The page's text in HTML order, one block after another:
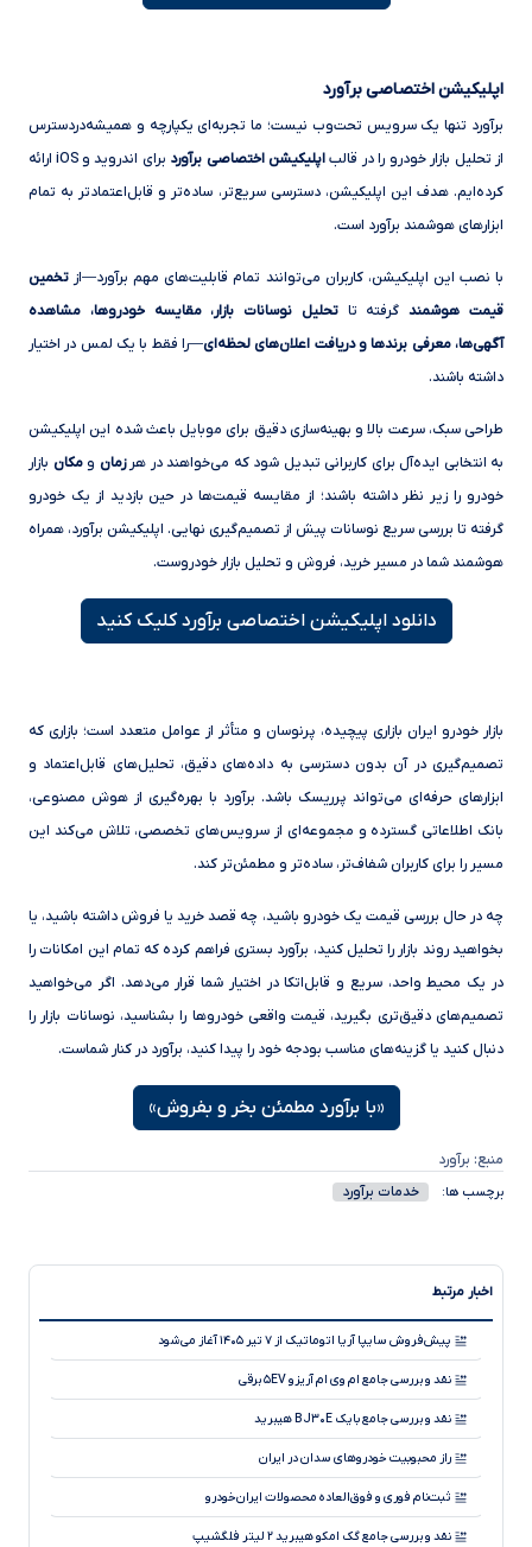
اپلیکیشن اختصاصی برآورد
برآورد تنها یک سرویس تحت‌وب نیست؛ ما تجربه‌ای یکپارچه و همیشه‌در‌دسترس
از تحلیل بازار خودرو را در قالباپلیکیشن اختصاصی برآورد
برای اندروید و iOS ارائه
کرده‌ایم. هدف این اپلیکیشن، دسترسی سریع‌تر، ساده‌تر و قابل‌اعتمادتر به تمام
ابزارهای هوشمند برآورد است.
با نصب این اپلیکیشن، کاربران می‌توانند تمام قابلیت‌های مهم برآورد—از تخمین
قیمت هوشمندگرفته تاتحلیل نوسانات بازار، مقایسه خودروها، مشاهده
آگهی‌ها، معرفی برندها و دریافت اعلان‌های لحظه‌ای—را فقط با یک لمس در اختیار
داشته باشند.
طراحی سبک، سرعت بالا و بهینه‌سازی دقیق برای موبایل باعث شده این اپلیکیشن
به انتخابی ایده‌آل برای کاربرانی تبدیل شود که می‌خواهند در هرزمان ومکان بازار
خودرو را زیر نظر داشته باشند؛ از مقایسه قیمت‌ها در حین بازدید از یک خودرو
گرفته تا بررسی سریع نوسانات پیش از تصمیم‌گیری نهایی. اپلیکیشن برآورد، همراه
هوشمند شما در مسیر خرید، فروش و تحلیل بازار خودروست.
دانلود اپلیکیشن اختصاصی برآورد کلیک کنید
بازار خودرو ایران بازاری پیچیده، پرنوسان و متأثر از عوامل متعدد است؛ بازاری که
تصمیم‌گیری در آن بدون دسترسی به داده‌های دقیق، تحلیل‌های قابل‌اعتماد و
ابزارهای حرفه‌ای می‌تواند پرریسک باشد. برآورد با بهره‌گیری از هوش مصنوعی،
بانک اطلاعاتی گسترده و مجموعه‌ای از سرویس‌های تخصصی، تلاش می‌کند این
مسیر را برای کاربران شفاف‌تر، ساده‌تر و مطمئن‌تر کند.
چه در حال بررسی قیمت یک خودرو باشید، چه قصد خرید یا فروش داشته باشید، یا
بخواهید روند بازار را تحلیل کنید، برآورد بستری فراهم کرده که تمام این امکانات را
در یک محیط واحد، سریع و قابل‌اتکا در اختیار شما قرار می‌دهد. اگر می‌خواهید
تصمیم‌های دقیق‌تری بگیرید، قیمت واقعی خودروها را بشناسید، نوسانات بازار را
دنبال کنید یا گزینه‌های مناسب بودجه خود را پیدا کنید، برآورد در کنار شماست.
«با برآورد مطمئن بخر و بفروش»
منبع: برآورد
برچسب ها: خدمات برآورد
اخبار مرتبط
پیش‌فروش سایپا آریا اتوماتیک از ۷ تیر ۱۴۰۵ آغاز می‌شود
نقد و بررسی جامع ام وی ام آریزو ۵EV برقی
نقد و بررسی جامع بایک BJ۳۰E هیبرید
راز محبوبیت خودروهای سدان در ایران
ثبت‌نام فوری و فوق‌العاده محصولات ایران‌خودرو
نقد و بررسی جامع گک امکو هیبرید ۲ لیتر فلگشیپ